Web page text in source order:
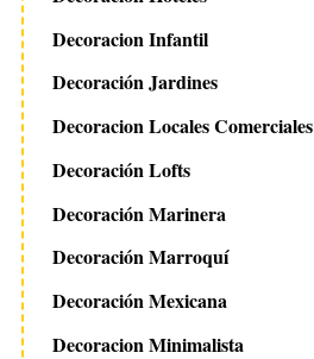
Decoracion Infantil
Decoración Jardines
Decoracion Locales Comerciales
Decoración Lofts
Decoración Marinera
Decoración Marroquí
Decoración Mexicana
Decoracion Minimalista